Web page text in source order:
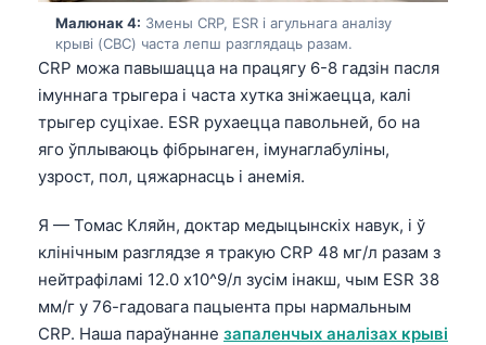
Малюнак 4: Змены CRP, ESR і агульнага аналізу
крыві (CBC) часта лепш разглядаць разам.
CRP можа павышацца на працягу 6-8 гадзін пасля
імуннага трыгера і часта хутка зніжаецца, калі
трыгер суціхае. ESR рухаецца павольней, бо на
яго ўплываюць фібрынаген, імунаглабуліны,
узрост, пол, цяжарнасць і анемія.
Я — Томас Кляйн, доктар медыцынскіх навук, і ў
клінічным разглядзе я тракую CRP 48 мг/л разам з
нейтрафіламі 12.0 x10^9/л зусім інакш, чым ESR 38
мм/г у 76-гадовага пацыента пры нармальным
CRP. Наша параўнанне запаленчых аналізах крыві